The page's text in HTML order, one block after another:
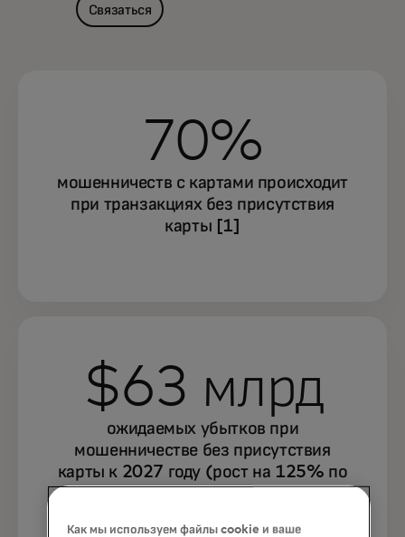
Связаться
70%
мошенничеств с картами происходит
при транзакциях без присутствия
карты [1]
$63 млрд
ожидаемых убытков при
мошенничестве без присутствия
карты к 2027 году (рост на 125% по
Как мы используем файлы cookie и ваше